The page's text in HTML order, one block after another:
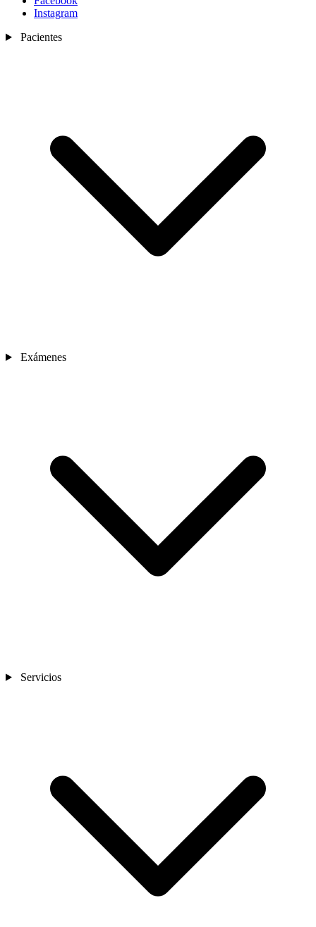
Nosotros
Sedes
Contacto
Instagram
Pacientes
Exámenes
Servicios